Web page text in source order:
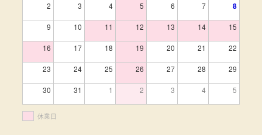
2 3 4 5 6 7 8
9 10 11 12 13 14 15
16 17 18 19 20 21 22
23 24 25 26 27 28 29
30 31 1 2 3 4 5
休業日